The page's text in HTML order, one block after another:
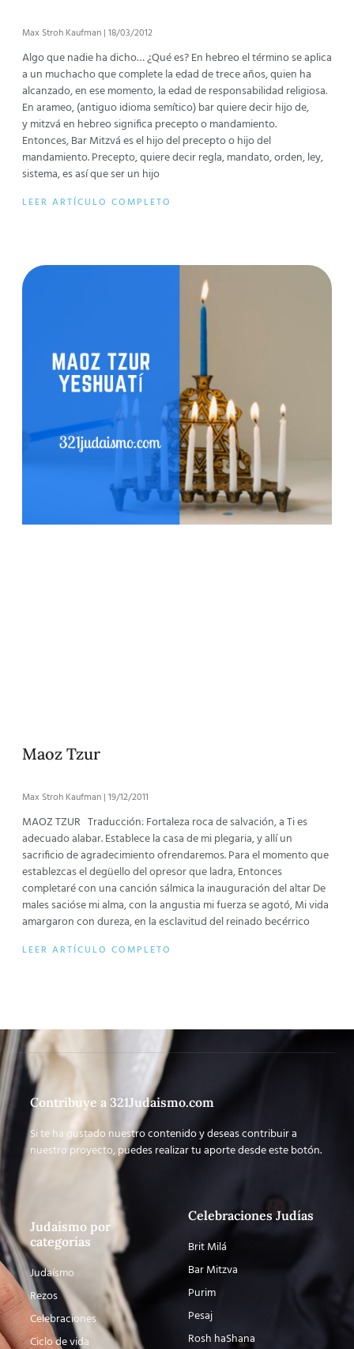
Max Stroh Kaufman 18/03/2012
Algo que nadie ha dicho… ¿Qué es? En hebreo el término se aplica
a un muchacho que complete la edad de trece años, quien ha
alcanzado, en ese momento, la edad de responsabilidad religiosa.
En arameo, (antiguo idioma semítico) bar quiere decir hijo de,
y mitzvá en hebreo significa precepto o mandamiento.
Entonces, Bar Mitzvá es el hijo del precepto o hijo del
mandamiento. Precepto, quiere decir regla, mandato, orden, ley,
sistema, es así que ser un hijo
LEER ARTÍCULO COMPLETO
Maoz Tzur
Max Stroh Kaufman 19/12/2011
MAOZ TZUR Traducción: Fortaleza roca de salvación, a Ti es
adecuado alabar. Establece la casa de mi plegaria, y allí un
sacrificio de agradecimiento ofrendaremos. Para el momento que
establezcas el degüello del opresor que ladra, Entonces
completaré con una canción sálmica la inauguración del altar De
males sacióse mi alma, con la angustia mi fuerza se agotó, Mi vida
amargaron con dureza, en la esclavitud del reinado becérrico
LEER ARTÍCULO COMPLETO
Contribuye a 321Judaismo.com
Si te ha gustado nuestro contenido y deseas contribuir a
nuestro proyecto, puedes realizar tu aporte desde este botón.
Judaísmo por
categorías
Judaísmo
Rezos
Celebraciones
Ciclo de vida
Celebraciones Judías
Brit Milá
Bar Mitzva
Purim
Pesaj
Rosh haShana